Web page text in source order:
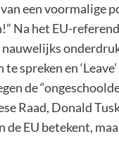
een voormalige
Na het EU-
spreken en
de
Raad, Donald
EU betekent,